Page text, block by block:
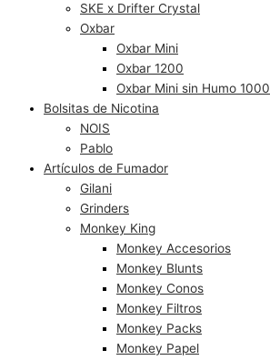
SKE x Drifter Crystal
Oxbar
Oxbar Mini
Oxbar 1200
Oxbar Mini sin Humo 1000
Bolsitas de Nicotina
NOIS
Pablo
Artículos de Fumador
Gilani
Grinders
Monkey King
Monkey Accesorios
Monkey Blunts
Monkey Conos
Monkey Filtros
Monkey Packs
Monkey Papel